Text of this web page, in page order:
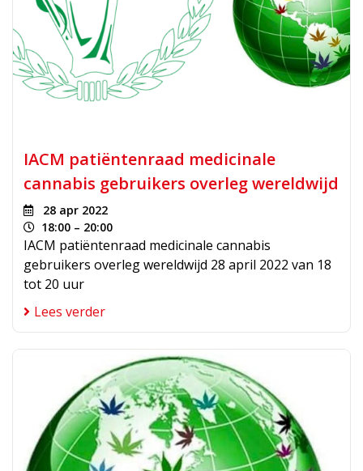
IACM patiëntenraad medicinale
cannabis gebruikers overleg wereldwijd
28 apr 2022
18:00 – 20:00
IACM patiëntenraad medicinale cannabis
gebruikers overleg wereldwijd 28 april 2022 van 18
tot 20 uur
Lees verder